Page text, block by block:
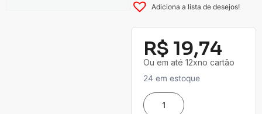
Adiciona a lista de desejos!
R$ 19,74
Ou em até 12xno cartão
24 em estoque